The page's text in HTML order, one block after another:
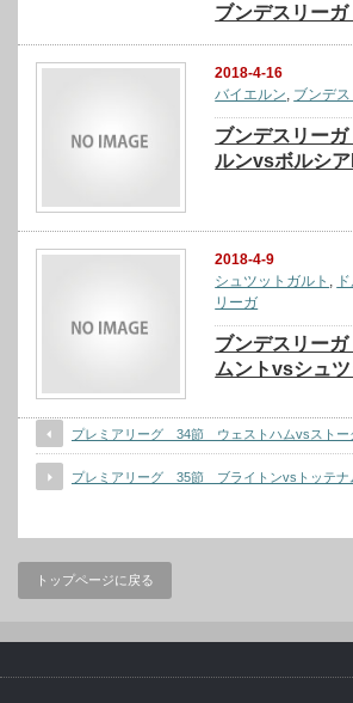
ブンデスリー
2018-4-16
バイエルン ブンデ
ブンデスリー
ルンvsボルシ
2018-4-9
シュツットガルト ,
リーガ
ブンデスリー
ムントvsシュ
プレミアリーグ 34節 ウェストハムvsストー
プレミアリーグ 35節 ブライトンvsトッテナ
トップページに戻る